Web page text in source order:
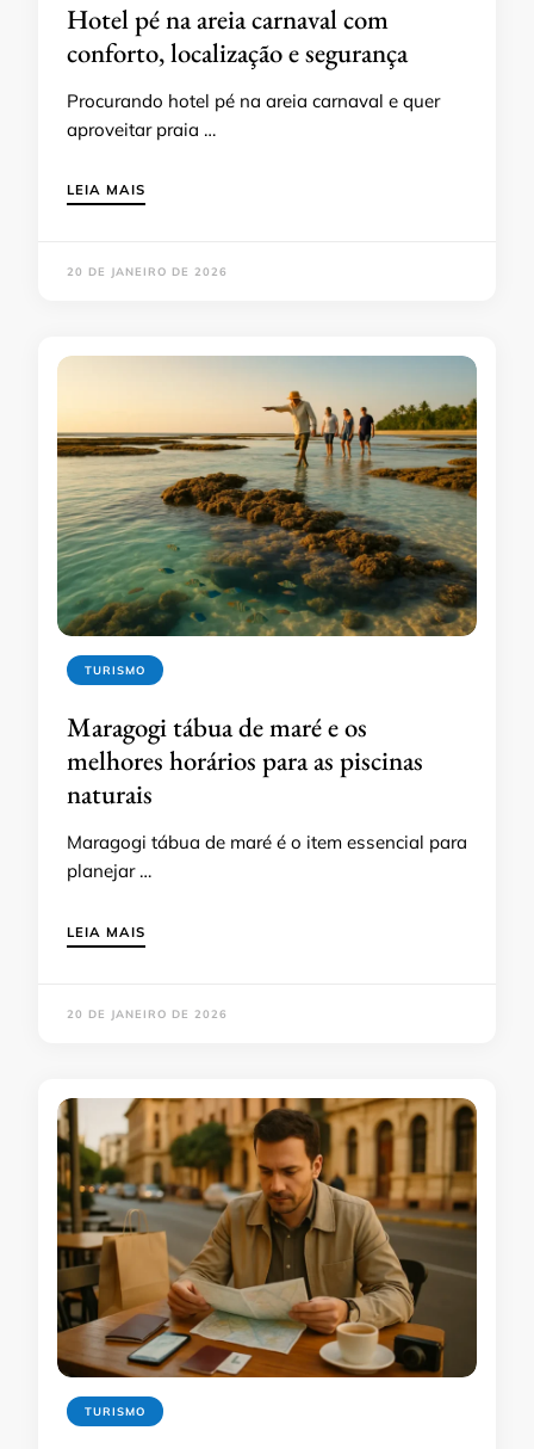
Hotel pé na areia carnaval com
conforto, localização e segurança
Procurando hotel pé na areia carnaval e quer
aproveitar praia …
LEIA MAIS
20 DE JANEIRO DE 2026
TURISMO
Maragogi tábua de maré e os
melhores horários para as piscinas
naturais
Maragogi tábua de maré é o item essencial para
planejar …
LEIA MAIS
20 DE JANEIRO DE 2026
TURISMO